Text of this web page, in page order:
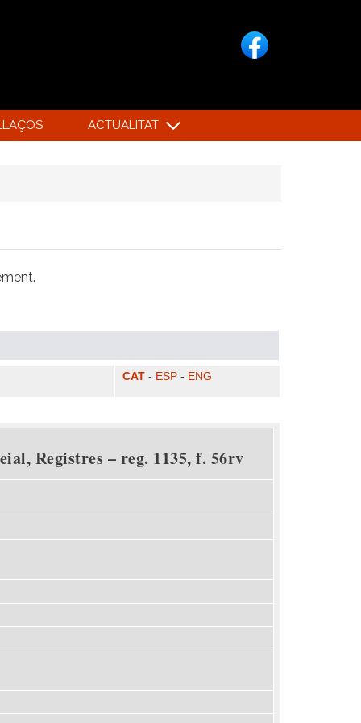
ACTUALITAT
CAT - ESP - ENG
Registres – reg. 1135, f. 56rv